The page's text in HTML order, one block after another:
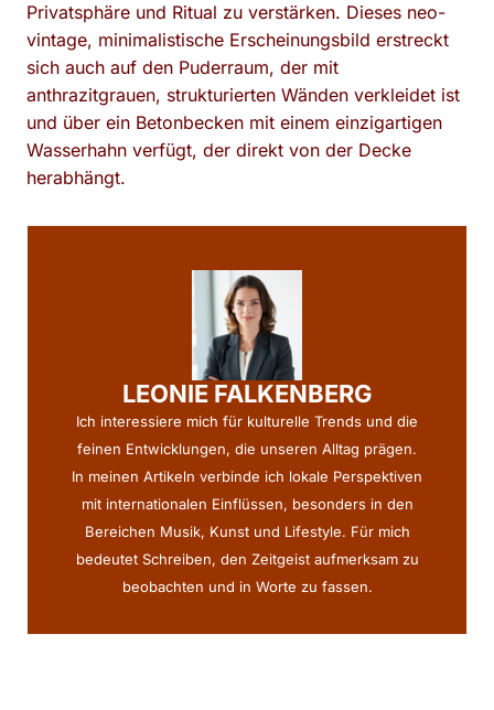
Privatsphäre und Ritual zu verstärken. Dieses neo-
vintage, minimalistische Erscheinungsbild erstreckt
sich auch auf den Puderraum, der mit
anthrazitgrauen, strukturierten Wänden verkleidet ist
und über ein Betonbecken mit einem einzigartigen
Wasserhahn verfügt, der direkt von der Decke
herabhängt.
LEONIE FALKENBERG
Ich interessiere mich für kulturelle Trends und die
feinen Entwicklungen, die unseren Alltag prägen.
In meinen Artikeln verbinde ich lokale Perspektiven
mit internationalen Einflüssen, besonders in den
Bereichen Musik, Kunst und Lifestyle. Für mich
bedeutet Schreiben, den Zeitgeist aufmerksam zu
beobachten und in Worte zu fassen.